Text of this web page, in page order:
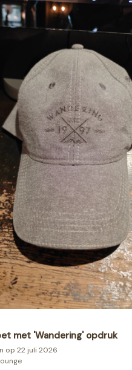
met 'Wandering' opdruk
op 22 juli 2026